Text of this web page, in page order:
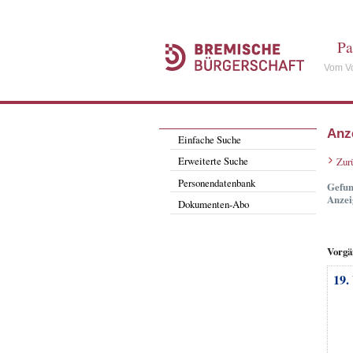
Vom
Einfache Suche
Erweiterte Suche
Personendatenbank
Dokumenten-Abo